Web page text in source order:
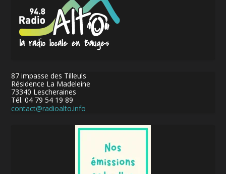
87 impasse des Tilleuls
Résidence La Madeleine
73340 Lescheraines
Tél. 04 79 54 19 89
contact@radioalto.info